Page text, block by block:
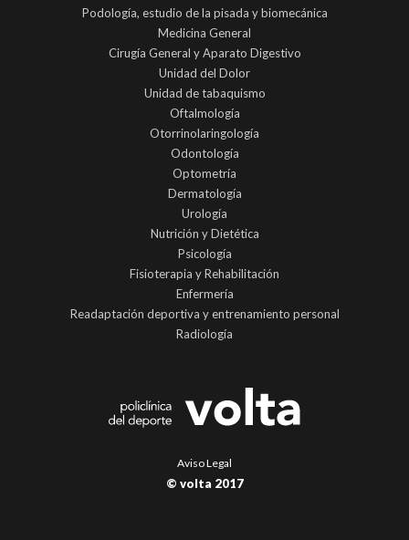
Aviso Legal
© volta 2017
Podología, estudio de la pisada y biomecánica
Medicina General
Cirugía General y Aparato Digestivo
Unidad del Dolor
Unidad de tabaquismo
Oftalmología
Otorrinolaringología
Odontología
Optometría
Dermatología
Urología
Nutrición y Dietética
Psicología
Fisioterapia y Rehabilitación
Enfermería
Readaptación deportiva y entrenamiento personal
Radiología